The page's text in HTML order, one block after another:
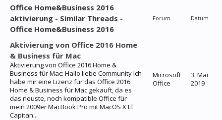
Office Home&Business 2016
aktivierung - Similar Threads -
Office Home&Business 2016
Forum Datum
Aktivierung von Office 2016 Home
& Business für Mac
Aktivierung von Office 2016 Home &
Business für Mac: Hallo liebe Community Ich
habe mir eine Lizenz für das Office 2016
Home & Business für Mac gekauft, da es
das neuste, noch kompatible Office für
mein 2009er MacBook Pro mit MacOS X El
Capitan...
Microsoft
Office
3. Mai
2019